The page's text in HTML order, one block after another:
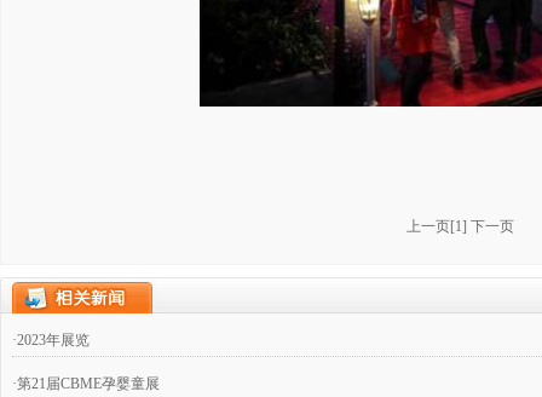
上一页[1]下一页
·2023年展览
·第21届CBME孕婴童展